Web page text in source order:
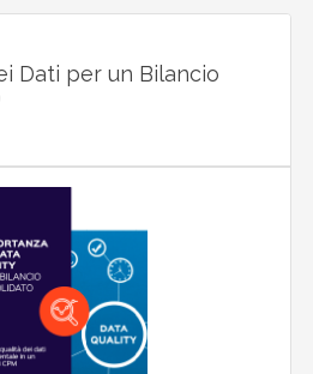
Dati per un Bilancio